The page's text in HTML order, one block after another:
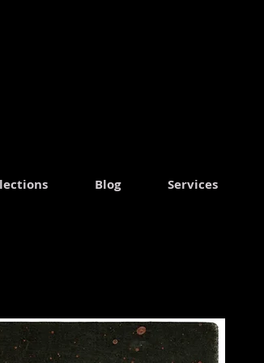
Blog Services